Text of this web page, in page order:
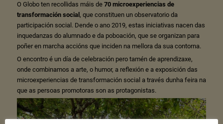
O Globo ten recollidas máis de 70 microexperiencias de
transformación social , que constituen un observatorio da
participación social. Dende o ano 2019, estas iniciativas nacen das
inquedanzas do alumnado e da poboación, que se organizan para
poñer en marcha accións que inciden na mellora da sua contorna.
O encontro é un día de celebración pero tamén de aprendizaxe,
onde combinamos a arte, o humor, a reflexión e a exposición das
microexperiencias de transformación social a través dunha feira na
que as persoas promotoras son as protagonistas.